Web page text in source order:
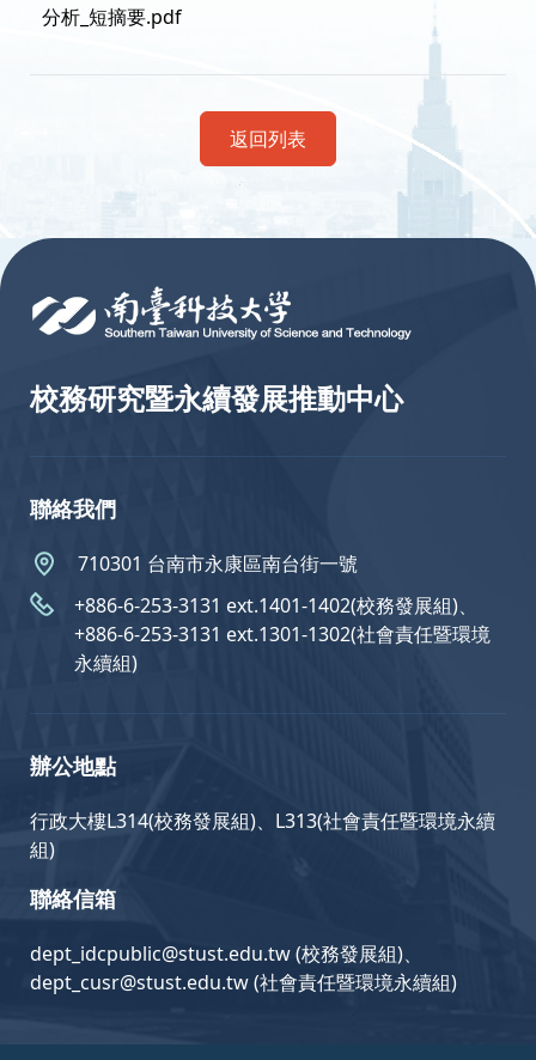
分析_短摘要.pdf
返回列表
校務研究暨永續發展推動中心
聯絡我們
710301 台南市永康區南台街一號
+886-6-253-3131 ext.1401-1402(校務發展組)、
+886-6-253-3131 ext.1301-1302(社會責任暨環境
永續組)
辦公地點
行政大樓L314(校務發展組)、L313(社會責任暨環境永續
組)
聯絡信箱
dept_idcpublic@stust.edu.tw (校務發展組)、
dept_cusr@stust.edu.tw (社會責任暨環境永續組)